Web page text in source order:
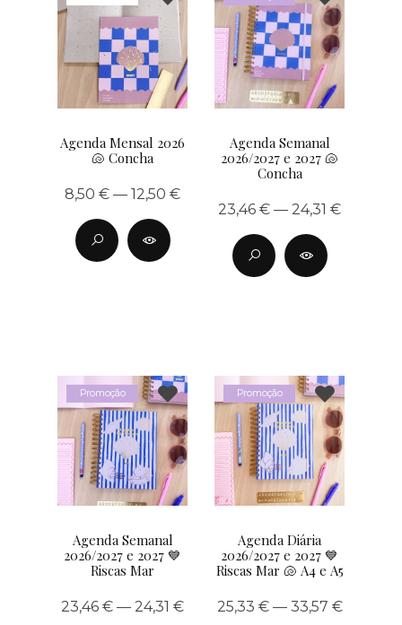
Agenda Mensal 2026
🐚 Concha
8,50 € — 12,50 €
Agenda Semanal
2026/2027 e 2027 🐚
Concha
23,46 € — 24,31 €
Promoção
Agenda Semanal
2026/2027 e 2027 💙
Riscas Mar
23,46 € — 24,31 €
Promoção
Agenda Diária
2026/2027 e 2027 💙
Riscas Mar 🐚 A4 e A5
25,33 € — 33,57 €